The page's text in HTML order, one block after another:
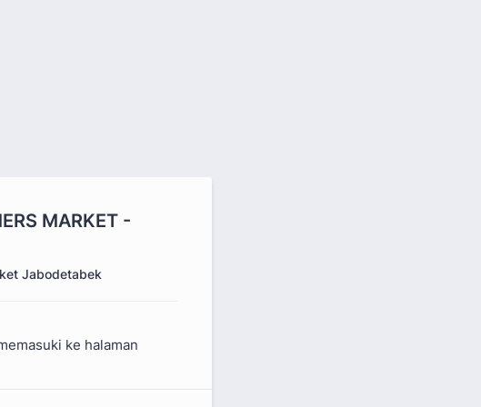
MARKET -
Jabodetabek
ke halaman